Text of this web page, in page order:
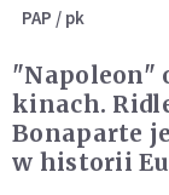
PAP / pk
"Napoleon"
kinach.
Bonaparte
w historii